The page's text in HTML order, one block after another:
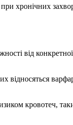
хронічних
від
відносяться
кровотеч,